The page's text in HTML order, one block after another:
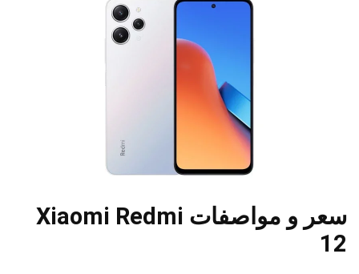
سعر و مواصفات Xiaomi Redmi
12